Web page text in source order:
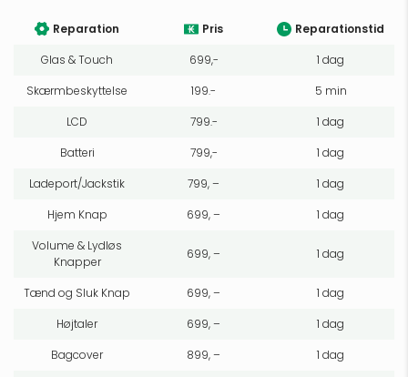
Reparation Pris
Reparationstid
Glas & Touch
699,-
1 dag
Skærmbeskyttelse
199.-
5 min
LCD
799.-
1 dag
Batteri
799,-
1 dag
Ladeport/Jackstik
799, –
1 dag
Hjem Knap
699, –
1 dag
Volume & Lydløs
Knapper
699, – 1 dag
Tænd og Sluk Knap 699, –
1 dag
Højtaler
699, –
1 dag
Bagcover
899, –
1 dag